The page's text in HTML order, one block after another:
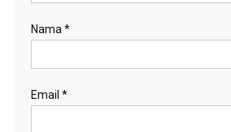
Nama *
Email *